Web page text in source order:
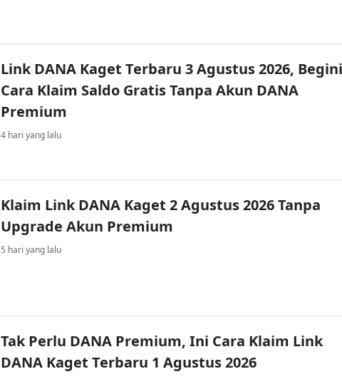
Link DANA Kaget Terbaru 3 Agustus 2026, Begini
Cara Klaim Saldo Gratis Tanpa Akun DANA
Premium
4 hari yang lalu
Klaim Link DANA Kaget 2 Agustus 2026 Tanpa
Upgrade Akun Premium
5 hari yang lalu
Tak Perlu DANA Premium, Ini Cara Klaim Link
DANA Kaget Terbaru 1 Agustus 2026